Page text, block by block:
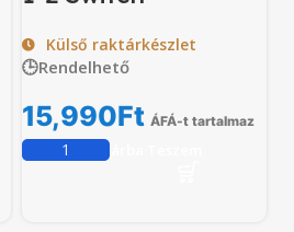
Külső raktárkészlet
🕒Rendelhető
15,990Ft ÁFÁ-t tartalmaz
Kosárba Teszem